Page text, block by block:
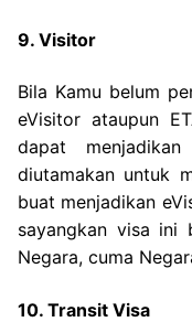
9. Visitor
Bila Kamu belum
eVisitor ataupun
dapat
diutamakan untuk
buat menjadikan
sayangkan visa ini
Negara, cuma
10. Transit Visa